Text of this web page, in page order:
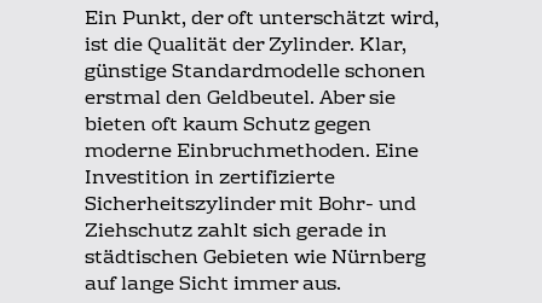
Ein Punkt, der oft unterschätzt wird,
ist die Qualität der Zylinder. Klar,
günstige Standardmodelle schonen
erstmal den Geldbeutel. Aber sie
bieten oft kaum Schutz gegen
moderne Einbruchmethoden. Eine
Investition in zertifizierte
Sicherheitszylinder mit Bohr- und
Ziehschutz zahlt sich gerade in
städtischen Gebieten wie Nürnberg
auf lange Sicht immer aus.